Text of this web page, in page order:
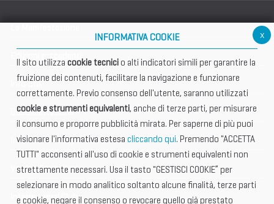
Info utili
Documentazione
Informazione importante
Vetrina Espositori
International Club
x
INFORMATIVA COOKIE
Il sito utilizza cookie tecnicio alti indicatori simili per garantire la
fruizione dei contenuti, facilitare la navigazione e funzionare
correttamente. Previo consenso dell'utente, saranno utilizzati
cookie e strumenti equivalenti, anche di terze parti, per misurare
il consumo e proporre pubblicità mirata. Per saperne di più puoi
visionare l'informativa estesa cliccando qui. Premendo "ACCETTA
TUTTI" acconsenti all'uso di cookie e strumenti equivalenti non
strettamente necessari. Usa il tasto "GESTISCI COOKIE” per
selezionare in modo analitico soltanto alcune finalità, terze parti
e cookie, negare il consenso o revocare quello già prestato